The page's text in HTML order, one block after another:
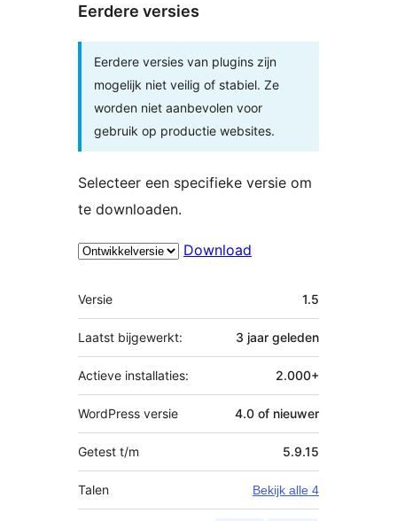
Eerdere versies
Eerdere versies van plugins zijn
mogelijk niet veilig of stabiel. Ze
worden niet aanbevolen voor
gebruik op productie websites.
Selecteer een specifieke versie om
te downloaden.
Download
Meta
Versie 1.5
Laatst bijgewerkt: 3 jaar geleden
Actieve installaties: 2.000+
WordPress versie 4.0 of nieuwer
Getest t/m 5.9.15
Talen Bekijk alle 4